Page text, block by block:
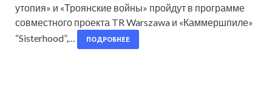
утопия» и «Троянские войны» пройдут в программе
совместного проекта TR Warszawa и «Каммершпиле»
“Sisterhood”,…
ПОДРОБНЕЕ